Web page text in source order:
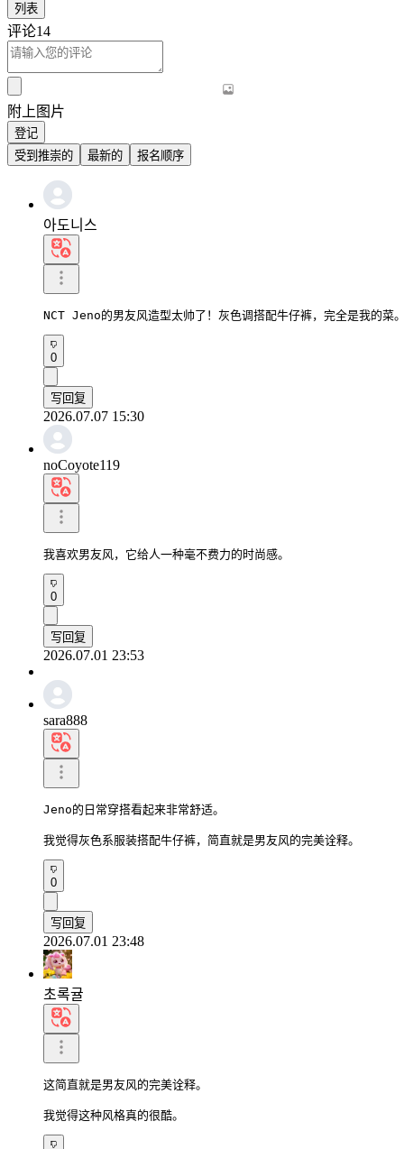
列表
评论14
附上图片
登记
受到推崇的
最新的 报名顺序
아도니스
NCT Jeno的男友风造型太帅了！灰色调搭配牛仔裤，完全是我的菜
0
写回复
2026.07.07 15:30
noCoyote119
我喜欢男友风，它给人一种毫不费力的时尚感。
0
写回复
2026.07.01 23:53
sara888
Jeno的日常穿搭看起来非常舒适。
我觉得灰色系服装搭配牛仔裤，简直就是男友风的完美诠释。
0
写回复
2026.07.01 23:48
초록귤
这简直就是男友风的完美诠释。
我觉得这种风格真的很酷。